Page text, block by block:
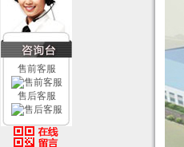
售前客服
售后客服